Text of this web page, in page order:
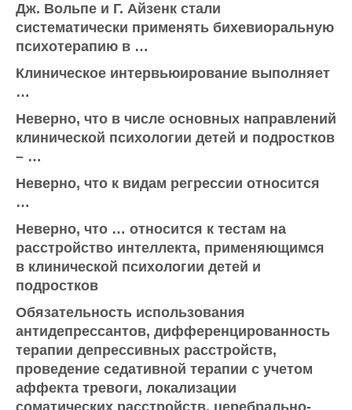
Дж. Вольпе и Г. Айзенк стали
систематически применять бихевиоральную
психотерапию в …
Клиническое интервьюирование выполняет
…
Неверно, что в числе основных направлений
клинической психологии детей и подростков
– …
Неверно, что к видам регрессии относится
…
Неверно, что … относится к тестам на
расстройство интеллекта, применяющимся
в клинической психологии детей и
подростков
Обязательность использования
антидепрессантов, дифференцированность
терапии депрессивных расстройств,
проведение седативной терапии с учетом
аффекта тревоги, локализации